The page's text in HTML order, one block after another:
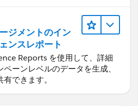
ジメントのイン
ンスレポート
Reports を使用して、詳細
ペーンレベルのデータを生成、
できます。